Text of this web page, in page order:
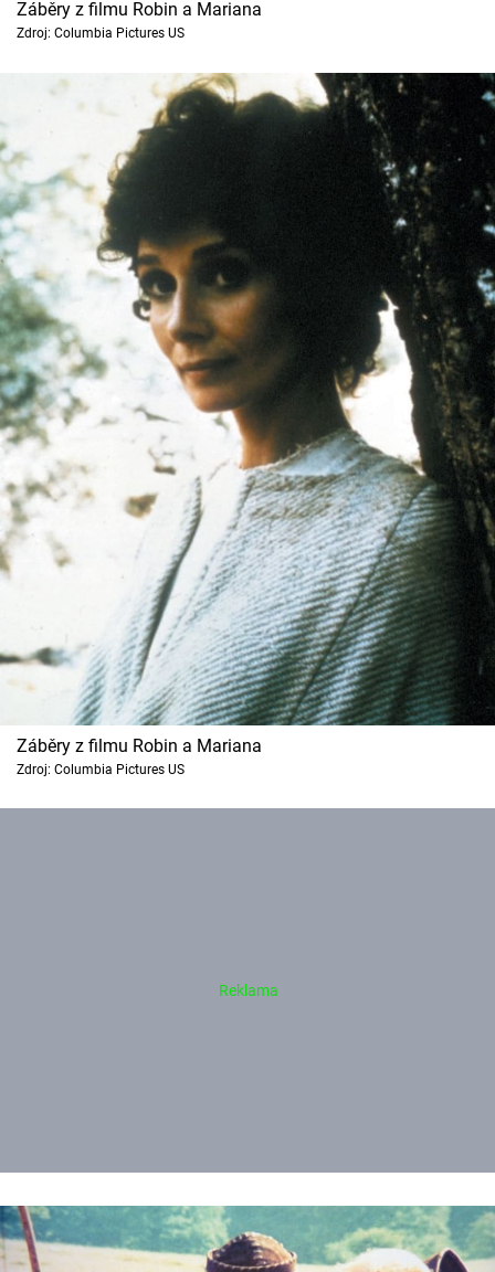
Cool Esport
Pořady
TV Program
Sledujte prima+
Přihlášení
Sledujte nás
Záběry z filmu Robin a Mariana
Zdroj: Columbia Pictures US
Záběry z filmu Robin a Mariana
Zdroj: Columbia Pictures US